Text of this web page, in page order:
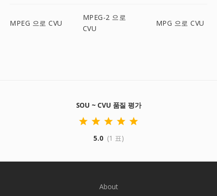
MPEG 으로 CVU
MPEG-2 으로
CVU
MPG 으로 CVU
SOU ~ CVU 품질 평가
5.0 (1 표)
About